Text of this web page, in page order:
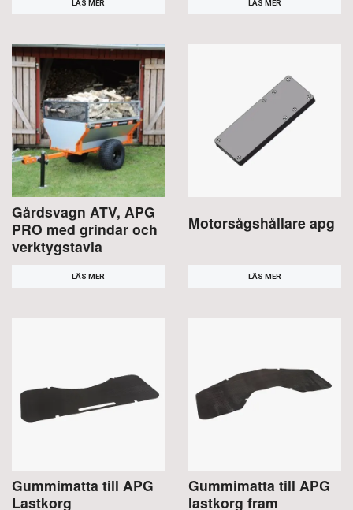
LÄS MER LÄS MER
Gårdsvagn ATV, APG
PRO med grindar och
verktygstavla
LÄS MER
Motorsågshållare apg
LÄS MER
Gummimatta till APG
Lastkorg
Gummimatta till APG
lastkorg fram